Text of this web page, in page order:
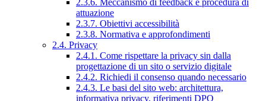
2.3.6. Meccanismo di feedback e procedura di
attuazione
2.3.7. Obiettivi accessibilità
2.3.8. Normativa e approfondimenti
2.4. Privacy
2.4.1. Come rispettare la privacy sin dalla
progettazione di un sito o servizio digitale
2.4.2. Richiedi il consenso quando necessario
2.4.3. Le basi del sito web: architettura,
informativa privacy, riferimenti DPO